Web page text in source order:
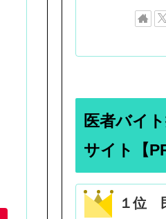
医者バイ
サイト【
１位